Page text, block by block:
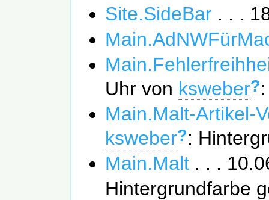
Site.SideBar . . .
Uhr von ksweber?
Main.Malt-Artikel-
ksweber?:
Main.Malt . . .
Hintergrundfarbe